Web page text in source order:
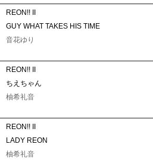
REON!! II
GUY WHAT TAKES HIS TIME
音花ゆり
REON!! II
ちえちゃん
柚希礼音
REON!! II
LADY REON
柚希礼音